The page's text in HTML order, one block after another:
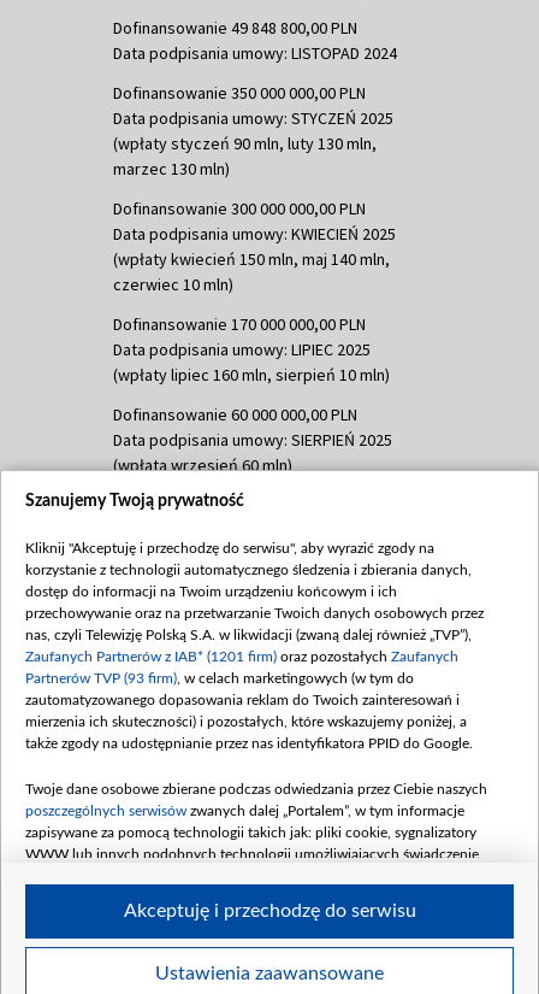
Dofinansowanie 49 848 800,00 PLN
Data podpisania umowy: LISTOPAD 2024
Dofinansowanie 350 000 000,00 PLN
Data podpisania umowy: STYCZEŃ 2025
(wpłaty styczeń 90 mln, luty 130 mln,
marzec 130 mln)
Dofinansowanie 300 000 000,00 PLN
Data podpisania umowy: KWIECIEŃ 2025
(wpłaty kwiecień 150 mln, maj 140 mln,
czerwiec 10 mln)
Dofinansowanie 170 000 000,00 PLN
Data podpisania umowy: LIPIEC 2025
(wpłaty lipiec 160 mln, sierpień 10 mln)
Dofinansowanie 60 000 000,00 PLN
Data podpisania umowy: SIERPIEŃ 2025
(wpłata wrzesień 60 mln)
Dofinansowanie 635 783 051,21 PLN
(wpłata wrzesień 100 mln, październik 350
mln, listopad 265 mln)
Dofinansowanie 48 862 000,00 PLN
Data podpisania umowy: GRUDZIEŃ 2025
(wpłata grudzień 60,548 mln)
Dofinansowanie 900 000 000,00 PLN
Data podpisania umowy: LUTY 2026 (wpłata
kwiecień 180 mln, 7 maja 180 mln, 8
czerwca 90 mln)
Dofinansowanie 250 000 000,00 PLN
4 sierpnia 250 mln
Szanujemy Twoją prywatność
Kliknij "Akceptuję i przechodzę do serwisu", aby wyrazić zgody na
korzystanie z technologii automatycznego śledzenia i zbierania danych,
dostęp do informacji na Twoim urządzeniu końcowym i ich
przechowywanie oraz na przetwarzanie Twoich danych osobowych przez
nas, czyli Telewizję Polską S.A. w likwidacji (zwaną dalej również „TVP”),
Zaufanych Partnerów z IAB* (1201 firm) oraz pozostałych Zaufanych
Partnerów TVP (93 firm) , w celach marketingowych (w tym do
zautomatyzowanego dopasowania reklam do Twoich zainteresowań i
mierzenia ich skuteczności) i pozostałych, które wskazujemy poniżej, a
także zgody na udostępnianie przez nas identyfikatora PPID do Google.
Twoje dane osobowe zbierane podczas odwiedzania przez Ciebie naszych
poszczególnych serwisów zwanych dalej „Portalem”, w tym informacje
zapisywane za pomocą technologii takich jak: pliki cookie, sygnalizatory
WWW lub innych podobnych technologii umożliwiających świadczenie
Twoje dane osobowe zbierane podczas odwiedzania przez Ciebie
Ustawienia zaawansowane
Akceptuję i przechodzę do serwisu